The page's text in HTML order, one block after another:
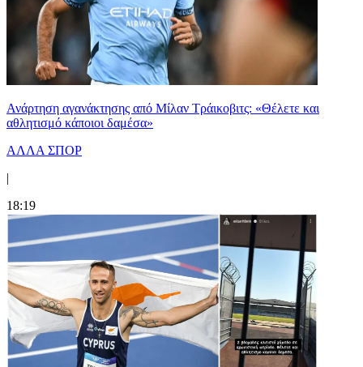
Ανάρτηση αγανάκτησης από Μίλαν Τράικοβιτς: «Θέλετε και
αθλητισμό κάποιοι δαμέσα»
ΑΛΛΑ ΣΠΟΡ
|
18:19